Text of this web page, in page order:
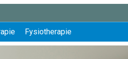
Fysiotherapie